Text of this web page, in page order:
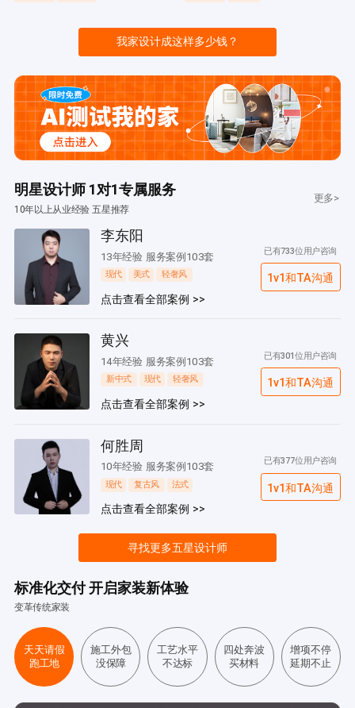
我家设计成这样多少钱？
明星设计师 1对1专属服务
10年以上从业经验 五星推荐
更多>
李东阳
13年经验 服务案例103套
现代 美式 轻奢风
点击查看全部案例 >>
已有733位用户咨询
1v1和TA沟通
黄兴
14年经验 服务案例103套
新中式 现代 轻奢风
点击查看全部案例 >>
已有301位用户咨询
1v1和TA沟通
何胜周
10年经验 服务案例103套
现代 复古风 法式
点击查看全部案例 >>
已有377位用户咨询
1v1和TA沟通
寻找更多五星设计师
标准化交付 开启家装新体验
变革传统家装
天天请假
跑工地
施工外包
没保障
工艺水平
不达标
四处奔波
买材料
增项不停
延期不止